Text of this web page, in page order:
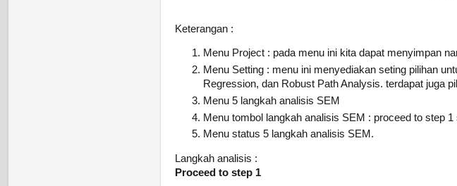
Keterangan :
Menu Project : pada menu ini kita dapat menyimpan
Menu Setting : menu ini menyediakan seting pilihan
Regression, dan Robust Path Analysis. terdapat juga
Menu 5 langkah analisis SEM
Menu tombol langkah analisis SEM : proceed to step
Menu status 5 langkah analisis SEM.
Langkah analisis :
Proceed to step 1